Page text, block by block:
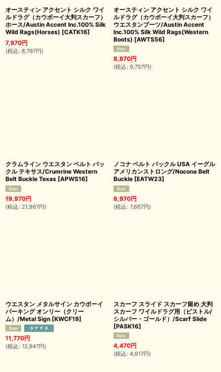
オースティン アクセント シルク ワイ
ルドラグ（カウボーイ大判スカーフ）
ホース/Austin Accent Inc.100% Silk
Wild Rags(Horses) [CATK16]
7,970円
(税込 : 8,767円)
オースティン アクセント シルク ワイ
ルドラグ（カウボーイ大判スカーフ）
ウエスタンブーツ/Austin Accent
Inc.100% Silk Wild Rags(Western
Boots) [AWTS56]
8,870円
(税込 : 9,757円)
クラムライン ウエスタン ベルト バッ
クル テキサス/Crumrine Western
Belt Buckle Texas [APWS16]
19,970円
(税込 : 21,967円)
ノコナ ベルト バックル USA イーグル
アメリカンストロング/Nocona Belt
Buckle [EATW23]
6,970円
(税込 : 7,667円)
ウエスタン メタルサイン カウボーイ
パーキング オンリー（クリー
ム）/Metal Sign [KWCF19]
11,770円
(税込 : 12,947円)
スカーフ スライド スカーフ留め 大判
スカーフ ワイルドラグ用（ピストル/
シルバー・ゴールド）/Scarf Slide
[PASK16]
4,470円
(税込 : 4,917円)